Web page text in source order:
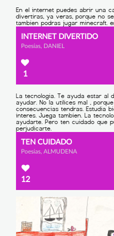
INTERNET DIVERTIDO
Poesías, DANIEL
1
TEN CUIDADO
Poesías, ALMUDENA
12